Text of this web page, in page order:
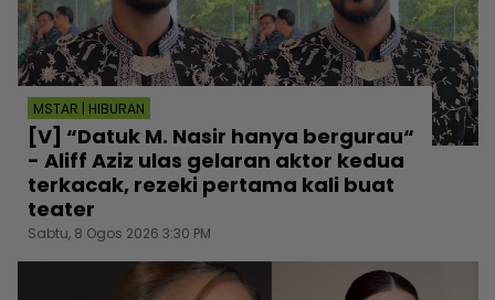
MSTAR | HIBURAN
[V] “Datuk M. Nasir hanya bergurau“
- Aliff Aziz ulas gelaran aktor kedua
terkacak, rezeki pertama kali buat
teater
Sabtu, 8 Ogos 2026 3:30 PM